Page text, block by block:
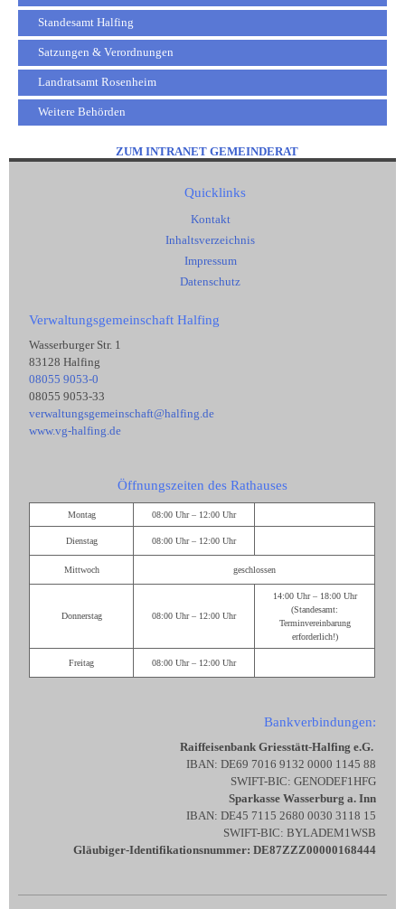
Standesamt Halfing
Satzungen & Verordnungen
Landratsamt Rosenheim
Weitere Behörden
ZUM INTRANET GEMEINDERAT
Quicklinks
Kontakt
Inhaltsverzeichnis
Impressum
Datenschutz
Verwaltungsgemeinschaft Halfing
Wasserburger Str. 1
83128 Halfing
08055 9053-0
08055 9053-33
verwaltungsgemeinschaft@halfing.de
www.vg-halfing.de
Öffnungszeiten des Rathauses
Montag 08:00 Uhr – 12:00 Uhr
Dienstag 08:00 Uhr – 12:00 Uhr
Mittwoch geschlossen
Donnerstag 08:00 Uhr – 12:00 Uhr
14:00 Uhr – 18:00 Uhr
(Standesamt:
Terminvereinbarung
erforderlich!)
Freitag 08:00 Uhr – 12:00 Uhr
Bankverbindungen:
Raiffeisenbank Griesstätt-Halfing e.G.
IBAN: DE69 7016 9132 0000 1145 88
SWIFT-BIC: GENODEF1HFG
Sparkasse Wasserburg a. Inn
IBAN: DE45 7115 2680 0030 3118 15
SWIFT-BIC: BYLADEM1WSB
Gläubiger-Identifikationsnummer: DE87ZZZ00000168444